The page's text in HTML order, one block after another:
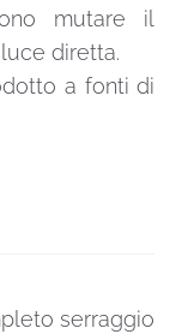
mutare il
diretta.
a fonti di
serraggio